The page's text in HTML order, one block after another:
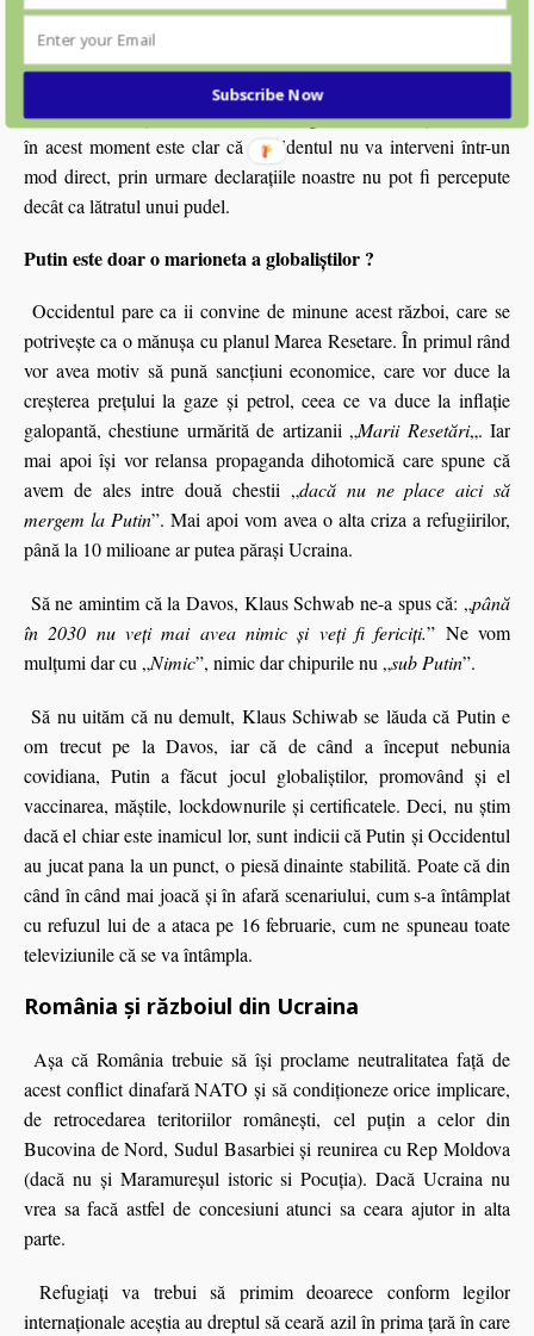
pe care nici Statele Unite nu prea se grăbesc să le facă.
Orice amestec în războiul din Ucraina ar putea duce la al treilea
război mondial şi la o iminentă distrugerea a civilizaţiei actuale,
în acest moment este clar că Occidentul nu va interveni într-un
mod direct, prin urmare declarațiile noastre nu pot fi percepute
decât ca lătratul unui pudel.
Putin este doar o marioneta a globaliștilor ?
Occidentul pare ca ii convine de minune acest război, care se
potrivește ca o mănușa cu planul Marea Resetare. În primul rând
vor avea motiv să pună sancţiuni economice, care vor duce la
creşterea preţului la gaze şi petrol, ceea ce va duce la inflaţie
galopantă, chestiune urmărită de artizanii „Marii Resetări„. Iar
mai apoi îşi vor relansa propaganda dihotomică care spune că
avem de ales intre două chestii „dacă nu ne place aici să
mergem la Putin”. Mai apoi vom avea o alta criza a refugiirilor,
până la 10 milioane ar putea părași Ucraina.
Să ne amintim că la Davos, Klaus Schwab ne-a spus că: „până
în 2030 nu veţi mai avea nimic şi veţi fi fericiţi.” Ne vom
mulţumi dar cu „Nimic”, nimic dar chipurile nu „sub Putin”.
Să nu uităm că nu demult, Klaus Schiwab se lăuda că Putin e
om trecut pe la Davos, iar că de când a început nebunia
covidiana, Putin a făcut jocul globaliştilor, promovând şi el
vaccinarea, măştile, lockdownurile şi certificatele. Deci, nu ştim
dacă el chiar este inamicul lor, sunt indicii că Putin şi Occidentul
au jucat pana la un punct, o piesă dinainte stabilită. Poate că din
când în când mai joacă şi în afară scenariului, cum s-a întâmplat
cu refuzul lui de a ataca pe 16 februarie, cum ne spuneau toate
televiziunile că se va întâmpla.
România și războiul din Ucraina
Aşa că România trebuie să îşi proclame neutralitatea faţă de
acest conflict dinafară NATO şi să condiţioneze orice implicare,
de retrocedarea teritoriilor româneşti, cel puţin a celor din
Bucovina de Nord, Sudul Basarbiei şi reunirea cu Rep Moldova
(dacă nu şi Maramureşul istoricsi Pocuția). Dacă Ucraina nu
vrea sa facă astfel de concesiuni atunci sa ceara ajutor in alta
parte.
Refugiaţi va trebui să primim deoarece conform legilor
internaţionale aceştia au dreptul să ceară azil în prima țară în care
Subscribe Now